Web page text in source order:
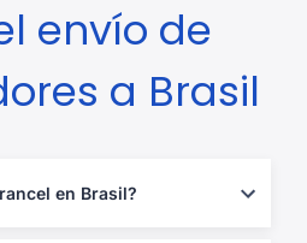
envío de
a Brasil
en Brasil?